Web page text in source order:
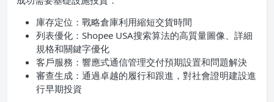
庫存定位：戰略倉庫利用縮短交貨時間
列表優化：Shopee USA搜索算法的高質量圖像、詳細
規格和關鍵字優化
客戶服務：響應式通信管理交付預期設置和問題解決
審查生成：通過卓越的履行和跟進，對社會證明建設進
行早期投資